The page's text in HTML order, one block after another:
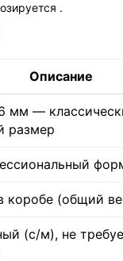
.
Описание
мм —
размер
коробе (общий
(с/м), не